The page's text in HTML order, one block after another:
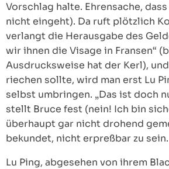
Vorschlag halte. Ehrensache,
nicht eingeht). Da ruft plötzlich
verlangt die Herausgabe des
wir ihnen die Visage in Fransen“
Ausdrucksweise hat der Kerl),
riechen sollte, wird man erst Lu
selbst umbringen. „Das ist doch
stellt Bruce fest (nein! Ich bin
überhaupt gar nicht drohend
bekundet, nicht erpreßbar zu sein.
Lu Ping, abgesehen von ihrem